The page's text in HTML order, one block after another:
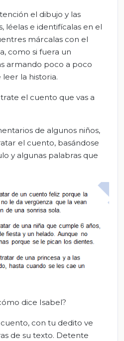
el dibujo y las
léelas e identifícalas en el
márcalas con el
como si fuera un
armando poco a poco
la historia.
el cuento que vas a
de algunos niños,
el cuento, basándose
y algunas palabras que
dice Isabel?
con tu dedito ve
de su texto. Detente